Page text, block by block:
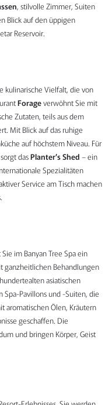
, stilvolle Zimmer, Suiten
Blick auf den üppigen
Reservoir.
kulinarische Vielfalt, die von
Forageverwöhnt Sie mit
Zutaten, teils aus dem
Mit Blick auf das ruhige
auf höchstem Niveau. Für
dasPlanter’s Shed – ein
Spezialitäten
Service am Tisch machen
im Banyan Tree Spa ein
ganzheitlichen Behandlungen
asiatischen
Pavillons und -Suiten, die
aromatischen Ölen, Kräutern
geschaffen. Die
und bringen Körper, Geist